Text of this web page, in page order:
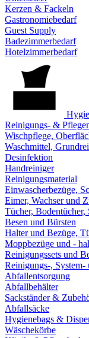
Kerzen & Fackeln
Gastronomiebedarf
Guest Supply
Badezimmerbedarf
Hotelzimmerbedarf
Reinigungs- &
Wischpflege,
Waschmittel,
Desinfektion
Handreiniger
Reinigungsmaterial
Einwascherbezüge,
Eimer, Wachser und
Tücher, Bodentücher,
Besen und Bürsten
Halter und Bezüge,
Moppbezüge und -
Reinigungssets und
Reinigungs-, System-
Abfallentsorgung
Abfallbehälter
Sackständer &
Abfallsäcke
Hygienebags &
Wäschekörbe